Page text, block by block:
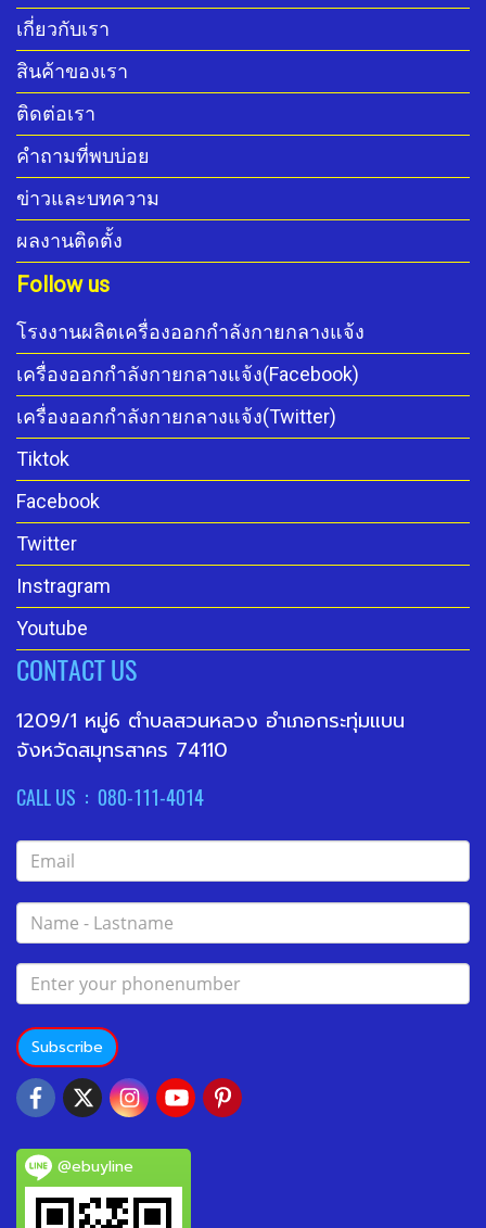
เกี่ยวกับเรา
สินค้าของเรา
ติดต่อเรา
คำถามที่พบบ่อย
ข่าวและบทความ
ผลงานติดตั้ง
Follow us
โรงงานผลิตเครื่องออกกำลังกายกลางแจ้ง
เครื่องออกกำลังกายกลางแจ้ง(Facebook)
เครื่องออกกำลังกายกลางแจ้ง(Twitter)
Tiktok
Facebook
Twitter
Instragram
Youtube
CONTACT US
1209/1 หมู่6 ตำบลสวนหลวง อำเภอกระทุ่มแบน
จังหวัดสมุทรสาคร 74110
CALL US : 080-111-4014
Subscribe
@ebuyline